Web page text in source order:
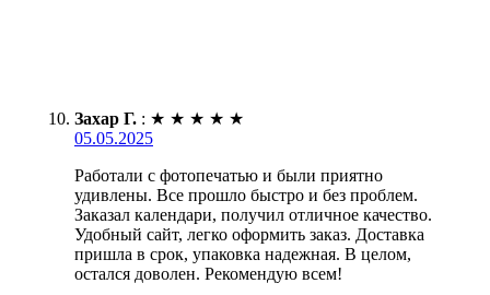
Захар Г. : ★ ★ ★ ★ ★
05.05.2025
Работали с фотопечатью и были приятно
удивлены. Все прошло быстро и без проблем.
Заказал календари, получил отличное качество.
Удобный сайт, легко оформить заказ. Доставка
пришла в срок, упаковка надежная. В целом,
остался доволен. Рекомендую всем!